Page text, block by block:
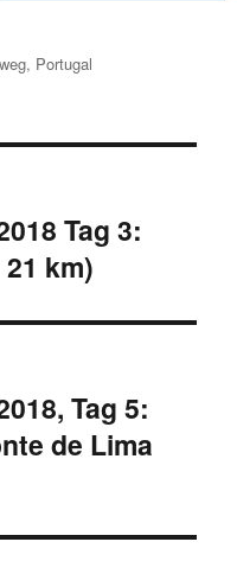
, Portugal
Tag 3:
km)
Tag 5:
de Lima